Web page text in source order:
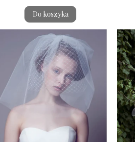
Do koszyka